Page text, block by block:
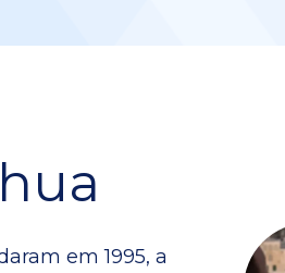
em 1995, a